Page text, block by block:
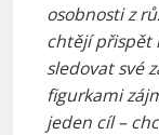
osobnosti z
chtějí přispět
sledovat své
figurkami
jeden cíl –